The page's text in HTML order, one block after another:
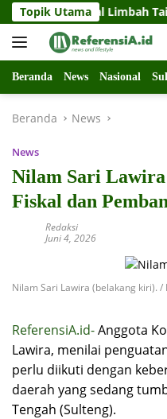
Langsung
ke
konten
Topik Utama
Soal Limbah Tailing
Beranda News Nasional
Beranda News
News
Nilam Sari
Fiskal dan
Redaksi
Juni 4, 2026
Nilam Sari Lawira (belakang kiri). /
ReferensiA.id-Anggota
Lawira, menilai
perlu diikuti dengan
daerah yang sedang
Tengah (Sulteng).